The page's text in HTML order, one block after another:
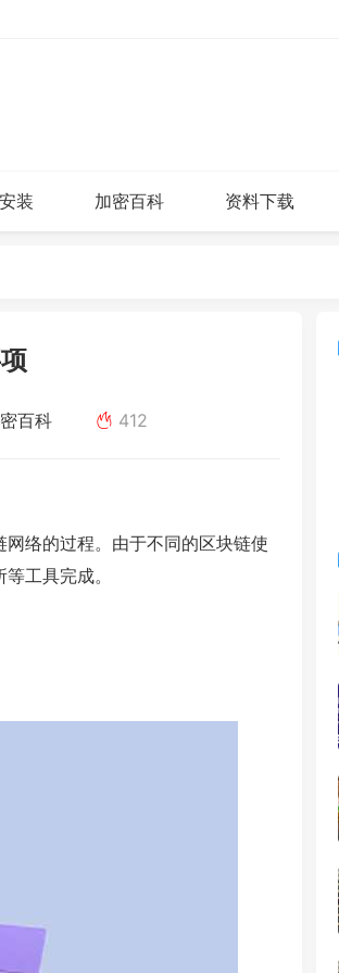
装 加密百科 资料下载
百科 412
络的过程。由于不同的区块链使
工具完成。